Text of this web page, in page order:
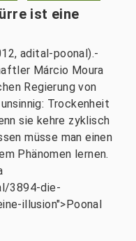
ist eine
adital-poonal).-
Márcio Moura
Regierung von
Trockenheit
sie kehre zyklisch
müsse man einen
Phänomen lernen.
3894-die-
illusion">Poonal